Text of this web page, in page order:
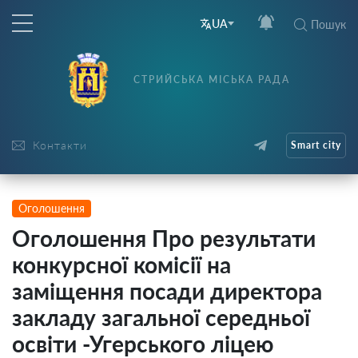
UA Пошук
Контакти
СТРИЙСЬКА МІСЬКА РАДА
Smart city
Оголошення
Оголошення Про результати
конкурсної комісії на
заміщення посади директора
закладу загальної середньої
освіти -Угерського ліцею